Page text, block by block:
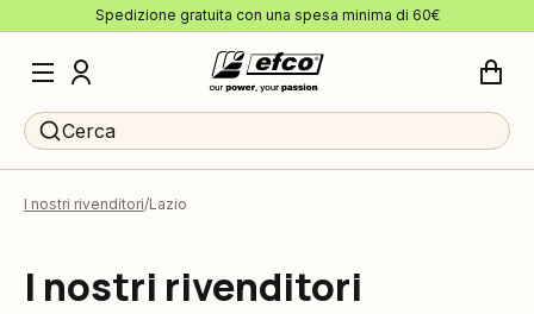
Spedizione gratuita con una spesa minima di 60€
Cerca
I nostri rivenditori Lazio
I nostri rivenditori